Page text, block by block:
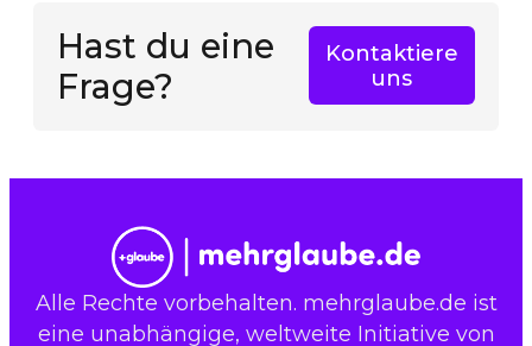
Hast du eine
Frage?
Kontaktiere
uns
Alle Rechte vorbehalten. mehrglaube.de ist
eine unabhängige, weltweite Initiative von